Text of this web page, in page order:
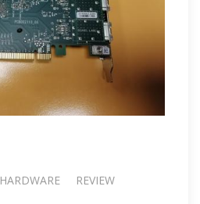
HARDWARE
REVIEW